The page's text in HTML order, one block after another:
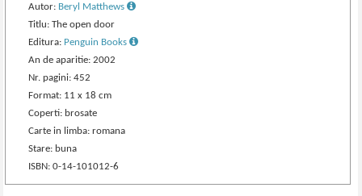
Autor: Beryl Matthews
Titlu: The open door
Editura: Penguin Books
An de aparitie: 2002
Nr. pagini: 452
Format: 11 x 18 cm
Coperti: brosate
Carte in limba: romana
Stare: buna
ISBN: 0-14-101012-6